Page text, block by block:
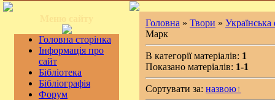
Головна сторінка
Інформація про
сайт
Бібліотека
Бібліографія
Форум
Головна » Твори » Українська
Марк
В категорії матеріалів: 1
Показано матеріалів: 1-1
Сортувати за: назвою